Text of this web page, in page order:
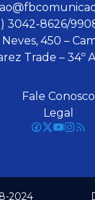
3042-8626/
450 –
Trade – 34º
Fale Conosco
Legal
2024